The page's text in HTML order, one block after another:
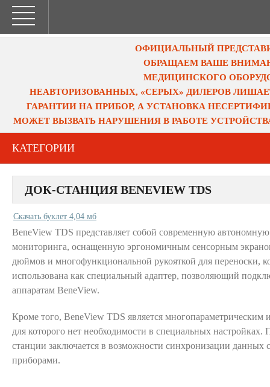
ОФИЦИАЛЬНЫЙ
ОБРАЩАЕМ ВАШЕ
МЕДИЦИНСКОГО
НЕАВТОРИЗОВАННЫХ, «СЕРЫХ» ДИЛЕРОВ
ГАРАНТИИ НА ПРИБОР, А УСТАНОВКА
МОЖЕТ ВЫЗВАТЬ НАРУШЕНИЯ В РАБОТЕ
КАТЕГОРИИ
ДОК-СТАНЦИЯ BENEVIEW TDS
Скачать буклет 4,04 мб
BeneView TDS представляет собой современную
мониторинга, оснащенную эргономичным сенсорным
дюймов и многофункциональной рукояткой для переноски,
использована как специальный адаптер, позволяющий
аппаратам BeneView.
Кроме того, BeneView TDS является многопараметрическим
для которого нет необходимости в специальных
станции заключается в возможности синхронизации данных
приборами.